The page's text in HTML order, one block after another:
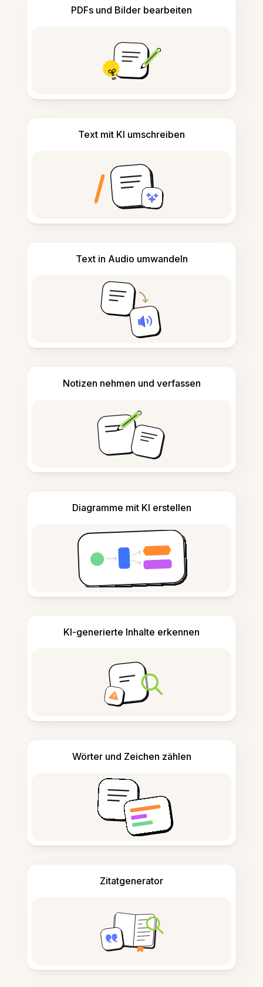
PDFs und Bilder bearbeiten
Text mit KI umschreiben
Text in Audio umwandeln
Notizen nehmen und verfassen
Diagramme mit KI erstellen
KI-generierte Inhalte erkennen
Wörter und Zeichen zählen
Zitatgenerator